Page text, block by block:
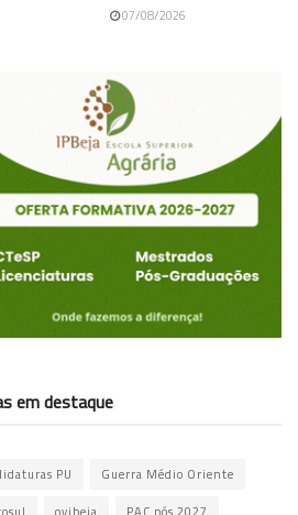
07/08/2026
em destaque
PU Guerra Médio Oriente